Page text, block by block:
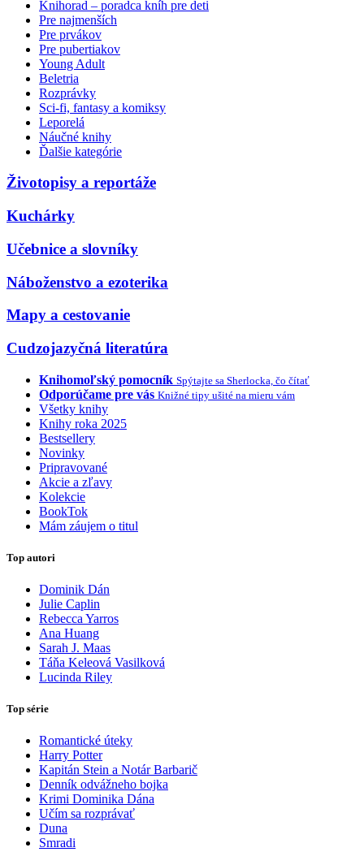
Knihorad – poradca kníh pre deti
Pre najmenších
Pre prvákov
Pre pubertiakov
Young Adult
Beletria
Rozprávky
Sci-fi, fantasy a komiksy
Leporelá
Náučné knihy
Ďalšie kategórie
Životopisy a reportáže
Kuchárky
Učebnice a slovníky
Náboženstvo a ezoterika
Mapy a cestovanie
Cudzojazyčná literatúra
Knihomoľský pomocník Spýtajte sa Sherlocka, čo čítať
Odporúčame pre vás Knižné tipy ušité na mieru vám
Všetky knihy
Knihy roka 2025
Bestsellery
Novinky
Pripravované
Akcie a zľavy
Kolekcie
BookTok
Mám záujem o titul
Top autori
Dominik Dán
Julie Caplin
Rebecca Yarros
Ana Huang
Sarah J. Maas
Táňa Keleová Vasilková
Lucinda Riley
Top série
Romantické úteky
Harry Potter
Kapitán Stein a Notár Barbarič
Denník odvážneho bojka
Krimi Dominika Dána
Učím sa rozprávať
Duna
Smradi